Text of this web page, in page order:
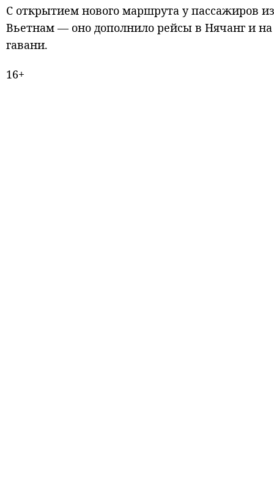
С открытием нового маршрута у пассажиров
Вьетнам — оно дополнило рейсы в Нячанг и на
гавани.
16+